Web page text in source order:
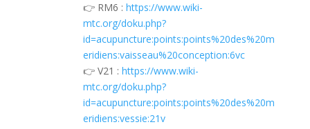
👉 RM6 : https://www.wiki-
mtc.org/doku.php?
id=acupuncture:points:points%20des%20m
eridiens:vaisseau%20conception:6vc
👉 V21 : https://www.wiki-
mtc.org/doku.php?
id=acupuncture:points:points%20des%20m
eridiens:vessie:21v